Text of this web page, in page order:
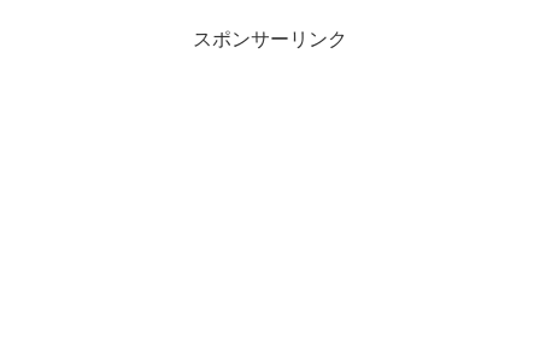
スポンサーリンク